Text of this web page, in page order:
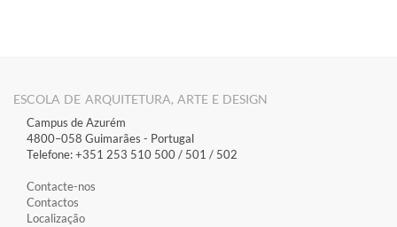
ESCOLA DE ARQUITETURA, ARTE E DESIGN
Campus de Azurém
4800–058 Guimarães​ - Portugal
Telefone: +351 253 510 500 / 501 / 502
Contacte-nos
Contactos
Localização